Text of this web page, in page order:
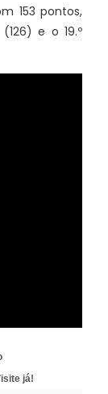
153 pontos,
e o 19.º
já!